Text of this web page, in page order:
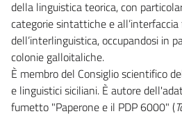
della linguistica teorica, con
categorie sintattiche e
dell’interlinguistica, occupandosi in
colonie galloitaliche.
È membro del Consiglio scientifico
e linguistici siciliani. È autore
fumetto "Paperone e il PDP 6000" (